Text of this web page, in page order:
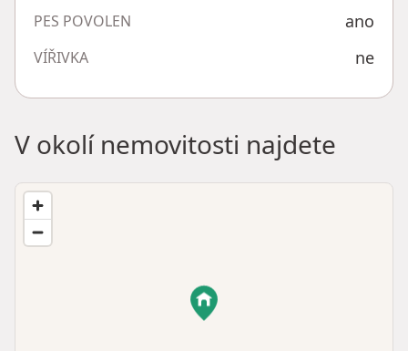
PES POVOLEN ano
VÍŘIVKA ne
V okolí nemovitosti najdete